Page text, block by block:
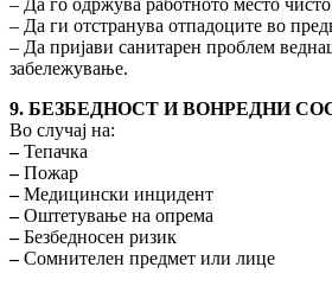
– Да ги отстранува отпадоците во
– Да пријави санитарен проблем
забележување.
9. БЕЗБЕДНОСТ И ВОНРЕДНИ
Во случај на:
–Тепачка
–Пожар
–Медицински инцидент
–Оштетување на опрема
–Безбедносен ризик
–Сомнителен предмет или лице